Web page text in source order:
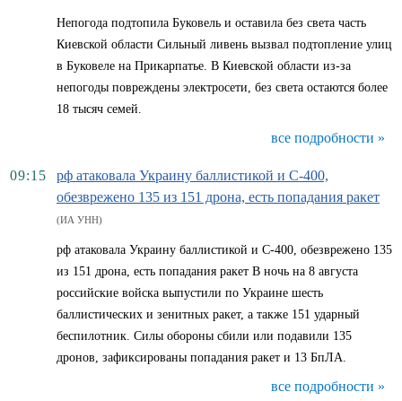
Непогода подтопила Буковель и оставила без света часть
Киевской области Сильный ливень вызвал подтопление улиц
в Буковеле на Прикарпатье. В Киевской области из-за
непогоды повреждены электросети, без света остаются более
18 тысяч семей.
все подробности »
09:15
рф атаковала Украину баллистикой и С-400,
обезврежено 135 из 151 дрона, есть попадания ракет
(ИА УНН)
рф атаковала Украину баллистикой и С-400, обезврежено 135
из 151 дрона, есть попадания ракет В ночь на 8 августа
российские войска выпустили по Украине шесть
баллистических и зенитных ракет, а также 151 ударный
беспилотник. Силы обороны сбили или подавили 135
дронов, зафиксированы попадания ракет и 13 БпЛА.
все подробности »